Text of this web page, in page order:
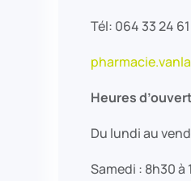
Tél: 064 33 24 61
Heures
Du lundi au
Samedi : 8h30 à